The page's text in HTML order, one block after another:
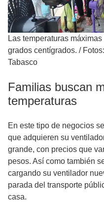
Las temperaturas
grados centígrados. /
Tabasco
Familias buscan
temperaturas
En este tipo de negocios
que adquieren su
grande, con precios que
pesos. Así como también
cargando su ventilador
parada del transporte
casa.